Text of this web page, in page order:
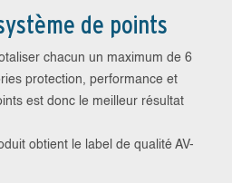
de points
chacun un maximum de 6
protection, performance et
est donc le meilleur résultat
obtient le label de qualité AV-